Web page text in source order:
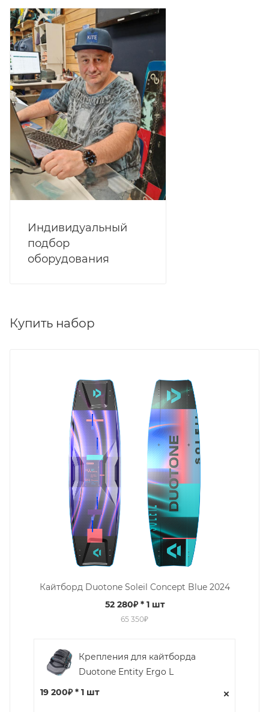
Индивидуальный
подбор
оборудования
Купить набор
Кайтборд Duotone Soleil Concept Blue 2024
52 280₽* 1 шт
65 350₽
Крепления для кайтборда
Duotone Entity Ergo L
19 200₽ * 1 шт